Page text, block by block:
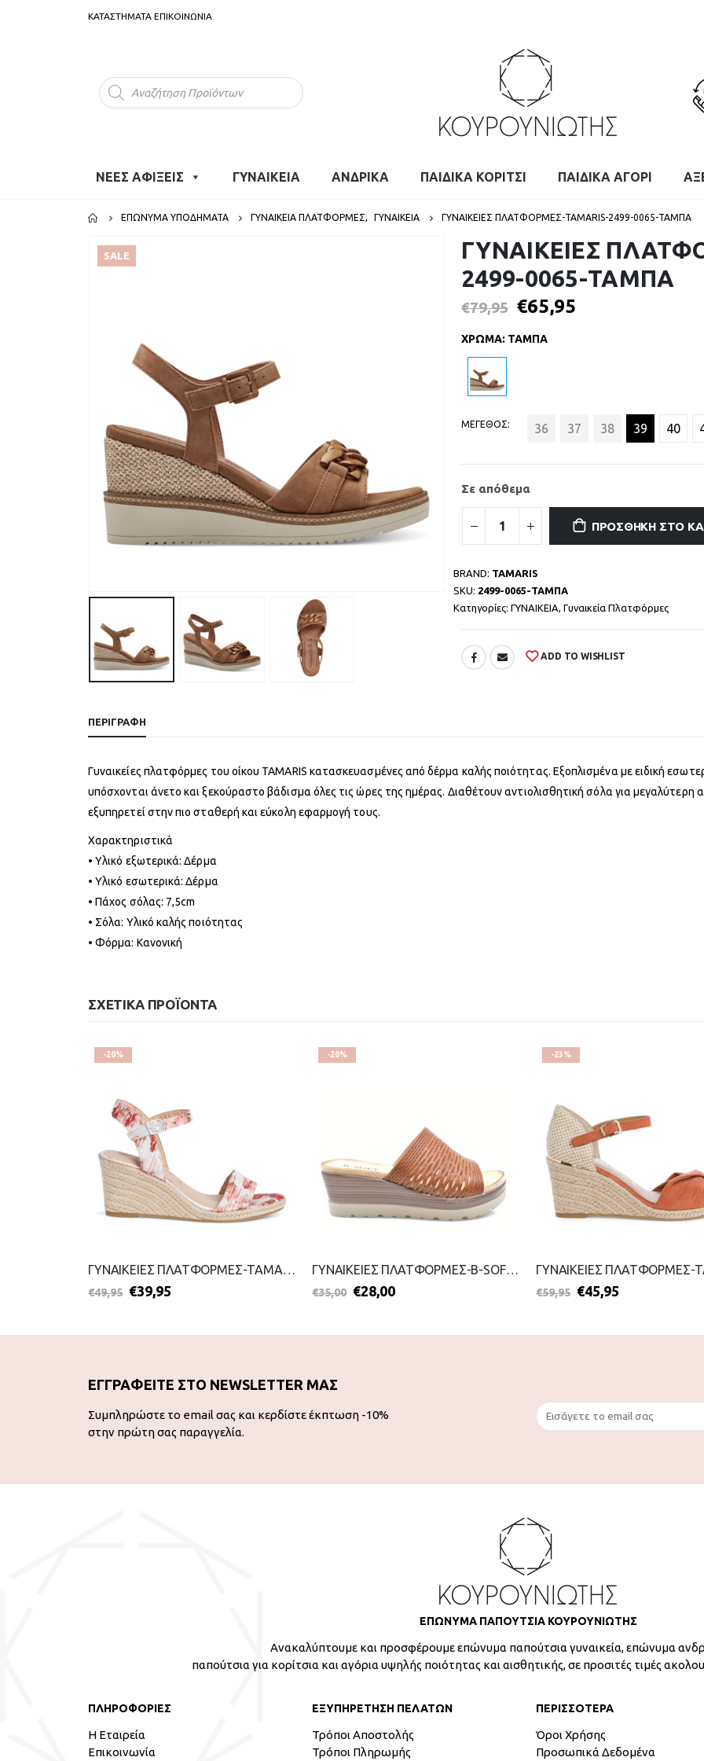
ΚΑΤΑΣΤΗΜΑΤΑ ΕΠΙΚΟΙΝΩΝΙΑ
Products
search
ΝΕΕΣ ΑΦΙΞΕΙΣ ΓΥΝΑΙΚΕΙΑ ΑΝΔΡΙΚΑ ΠΑΙΔΙΚΑ ΚΟΡΙΤΣΙ ΠΑΙΔΙΚΑ ΑΓΟΡΙ
ΕΠΏΝΥΜΑ ΥΠΟΔΉΜΑΤΑ ΓΥΝΑΙΚΕΊΑ ΠΛΑΤΦΌΡΜΕΣ, ΓΥΝΑΙΚΕΙΑ ΓΥΝΑΙΚΕΙΕΣ ΠΛΑΤΦΟΡΜΕΣ-TAMARIS-2499-0065-ΤΑΜΠΑ
SALE
ΓΥΝΑΙΚΕΙΕΣ
2499-0065-ΤΑΜΠΑ
€79,95 €65,95
ΧΡΩΜΑ: ΤΑΜΠΑ
ΜΕΓΕΘΟΣ 36 37 38 39 40
Σε απόθεμα
ΠΡΟΣΘΉΚΗ ΣΤΟ
BRAND: TAMARIS
SKU: 2499-0065-ΤΑΜΠΑ
Κατηγορίες: ΓΥΝΑΙΚΕΙΑ, Γυναικεία Πλατφόρμες
ADD TO WISHLIST
ΠΕΡΙΓΡΑΦΉ
Γυναικείες πλατφόρμες του οίκου TAMARIS κατασκευασμένες από δέρμα καλής ποιότητας. Εξοπλισμένα με ειδική
υπόσχονται άνετο και ξεκούραστο βάδισμα όλες τις ώρες της ημέρας. Διαθέτουν αντιολισθητική σόλα για
εξυπηρετεί στην πιο σταθερή και εύκολη εφαρμογή τους.
Χαρακτηριστικά
• Υλικό εξωτερικά: Δέρμα
• Υλικό εσωτερικά: Δέρμα
• Πάχος σόλας: 7,5cm
• Σόλα: Υλικό καλής ποιότητας
• Φόρμα: Κανονική
ΣΧΕΤΙΚΆ ΠΡΟΪΌΝΤΑ
-20%
ΓΥΝΑΙΚΕΙΕΣ ΠΛΑΤΦΟΡΜΕΣ-TAMARIS-2299-0075-MULTI
€49,95 €39,95
-20%
ΓΥΝΑΙΚΕΙΕΣ ΠΛΑΤΦΟΡΜΕΣ-B-SOFT-2199-0300-ΤΑΜΠΑ
€35,00 €28,00
-23%
€59,95 €45,95
ΕΓΓΡΑΦΕΙΤΕ ΣΤΟ NEWSLETTER ΜΑΣ
Συμπληρώστε το email σας και κερδίστε έκπτωση -10%
στην πρώτη σας παραγγελία.
ΕΠΩΝΥΜΑ ΠΑΠΟΥΤΣΙΑ ΚΟΥΡΟΥΝΙΩΤΗΣ
Ανακαλύπτουμε και προσφέρουμε επώνυμα παπούτσια γυναικεία, επώνυμα
παπούτσια για κορίτσια και αγόρια υψηλής ποιότητας και αισθητικής, σε προσιτές τιμές
ΠΛΗΡΟΦΟΡΙΕΣ
Η Εταιρεία
Επικοινωνία
ΕΞΥΠΗΡΕΤΗΣΗ ΠΕΛΑΤΩΝ
Τρόποι Αποστολής
Τρόποι Πληρωμής
ΠΕΡΙΣΣΟΤΕΡΑ
Όροι Χρήσης
Προσωπικά Δεδομένα